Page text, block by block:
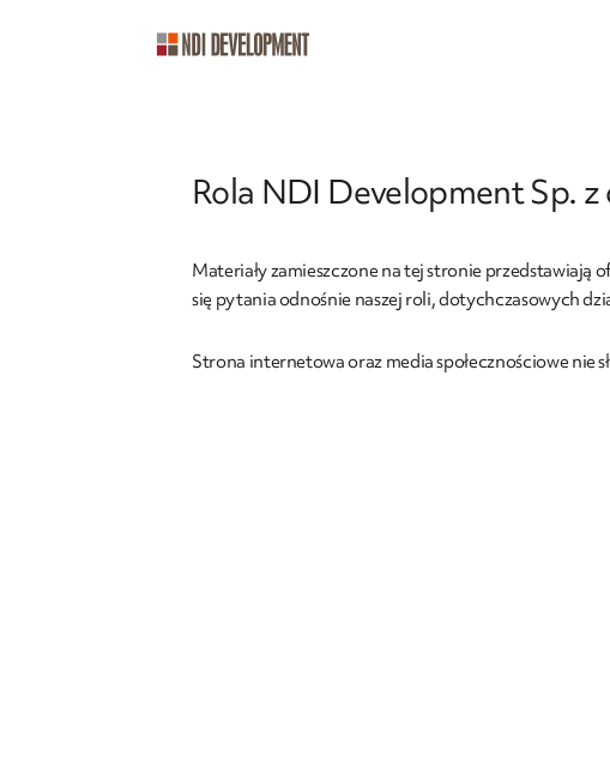
Rola NDI Development Sp. z
Materiały zamieszczone na tej stronie
się pytania odnośnie naszej roli, dotychczasowych
Strona internetowa oraz media społecznościowe nie